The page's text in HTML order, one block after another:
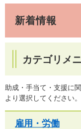
文
新着情報
カテゴリメ
助成・手当て・支援に
より選択してください。
雇用・労働